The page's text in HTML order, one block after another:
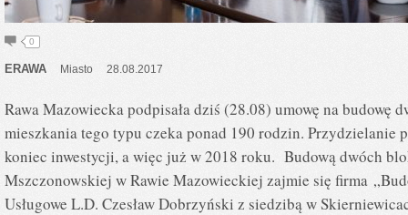
0
ERAWA Miasto 28.08.2017
Rawa Mazowiecka podpisała dziś (28.08) umowę na budowę
mieszkania tego typu czeka ponad 190 rodzin. Przydzielanie
koniec inwestycji, a więc już w 2018 roku. Budową dwóch
Mszczonowskiej w Rawie Mazowieckiej zajmie się firma
Usługowe L.D. Czesław Dobrzyński z siedzibą w